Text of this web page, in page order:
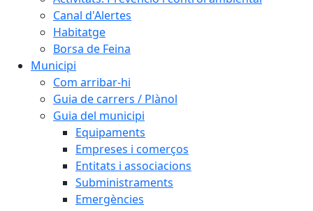
Canal d'Alertes
Habitatge
Borsa de Feina
Municipi
Com arribar-hi
Guia de carrers / Plànol
Guia del municipi
Equipaments
Empreses i comerços
Entitats i associacions
Subministraments
Emergències